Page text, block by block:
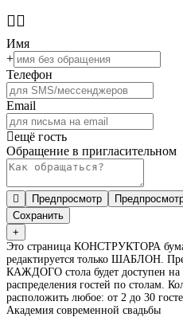
Имя
+
Телефон
Email
ещё гость
Обращение в пригласительном
Предпросмотр
Сохранить
+
Это страница КОНСТРУКТОРА
редактируется только ШАБЛОН.
КАЖДОГО стола будет доступен
распределения гостей по столам.
расположить любое: от 2 до 30
Академия современной свадьбы